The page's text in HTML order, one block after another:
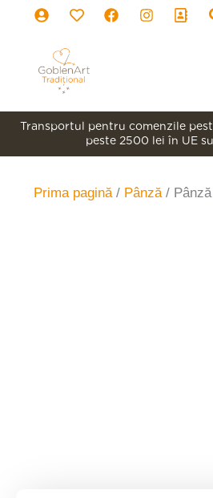
Transportul pentru comenzile
peste 2500 lei în UE
Prima pagină/ Pânză/ Pânză